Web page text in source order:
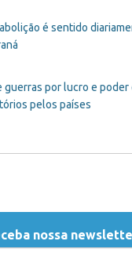
é sentido
guerras por lucro e poder
pelos países
nossa